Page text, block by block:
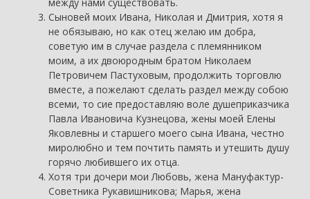
Сыновей моих Ивана, Николая и Дмитрия, хотя я
не обязываю, но как отец желаю им добра,
советую им в случае раздела с племянником
моим, а их двоюродным братом Николаем
Петровичем Пастуховым, продолжить торговлю
вместе, а пожелают сделать раздел между собою
всеми, то сие предоставляю воле душеприказчика
Павла Ивановича Кузнецова, жены моей Елены
Яковлевны и старшего моего сына Ивана, честно
миролюбно и тем почтить память и утешить душу
горячо любившего их отца.
Хотя три дочери мои Любовь, жена Мануфактур-
Советника Рукавишникова; Марья, жена